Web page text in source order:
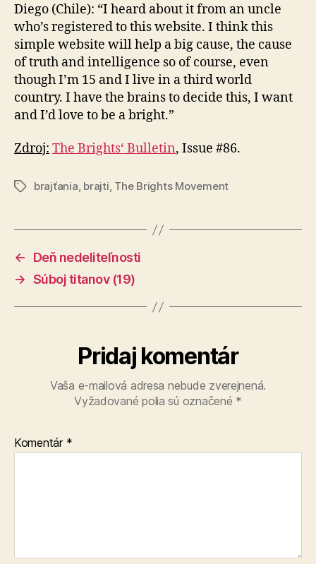
Diego (Chile): “I heard about it from an uncle
who’s registered to this website. I think this
simple website will help a big cause, the cause
of truth and intelligence so of course, even
though I’m 15 and I live in a third world
country. I have the brains to decide this, I want
and I’d love to be a bright.”
Zdroj: The Brights‘ Bulletin, Issue #86.
Značkybrajťania, brajti, The Brights Movement
←
Deň nedeliteľnosti
→ Súboj titanov (19)
Pridaj komentár
Vaša e-mailová adresa nebude zverejnená.
Vyžadované polia sú označené *
Komentár *